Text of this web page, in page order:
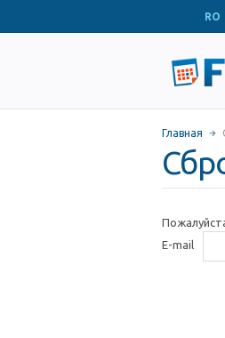
RO
Главная
E-mail